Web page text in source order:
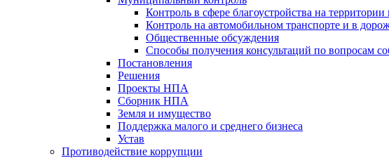
Контроль в сфере благоустройства на
Контроль на автомобильном транспорте и в
Общественные обсуждения
Способы получения консультаций по вопросам
Постановления
Решения
Проекты НПА
Сборник НПА
Земля и имущество
Поддержка малого и среднего бизнеса
Устав
Противодействие коррупции